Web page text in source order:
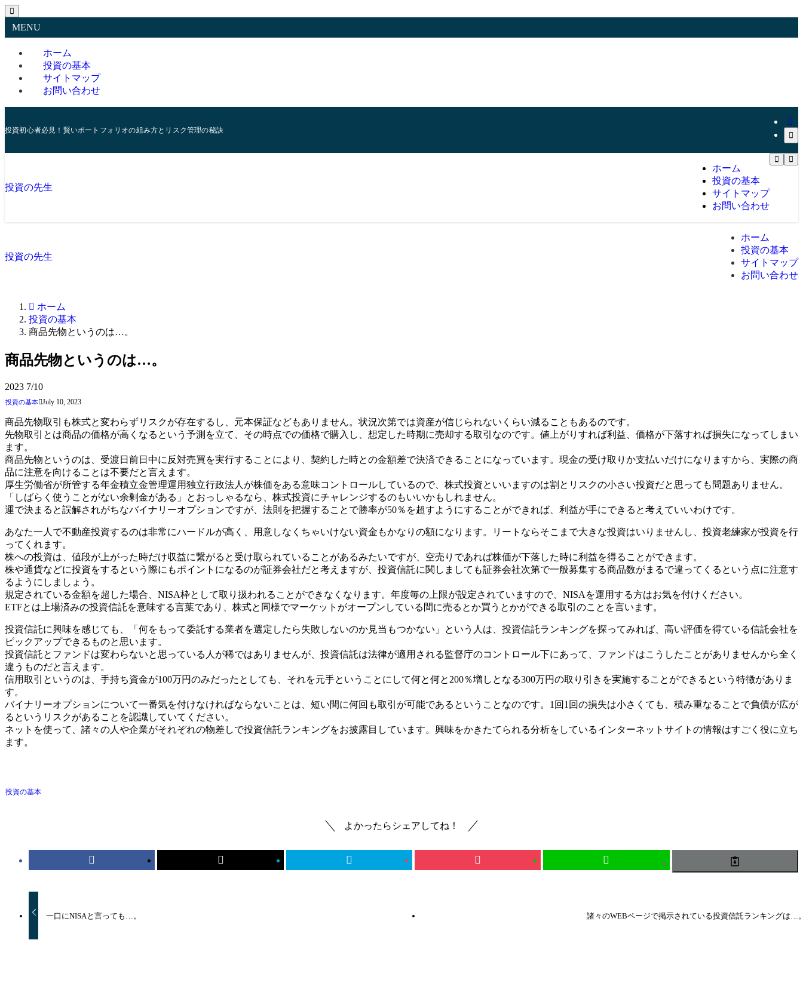
MENU
ホーム
投資の基本
サイトマップ
お問い合わせ
投資初心者必見！賢いポートフォリオの組み方とリスク管理の秘訣
投資の先生
ホーム
投資の基本
サイトマップ
お問い合わせ
投資の先生
ホーム
投資の基本
サイトマップ
お問い合わせ
ホーム
投資の基本
商品先物というのは…。
商品先物というのは…。
2023 7/10
投資の基本 July 10, 2023
商品先物取引も株式と変わらずリスクが存在するし、元本保証などもありません。状況次第では資産が信じられないくらい減ることもあるのです。
先物取引とは商品の価格が高くなるという予測を立て、その時点での価格で購入し、想定した時期に売却する取引なのです。値上がりすれば利益、価格が下落すれば損失になってしまい
ます。
商品先物というのは、受渡日前日中に反対売買を実行することにより、契約した時との金額差で決済できることになっています。現金の受け取りか支払いだけになりますから、実際の商
品に注意を向けることは不要だと言えます。
厚生労働省が所管する年金積立金管理運用独立行政法人が株価をある意味コントロールしているので、株式投資といいますのは割とリスクの小さい投資だと思っても問題ありません。
「しばらく使うことがない余剰金がある」とおっしゃるなら、株式投資にチャレンジするのもいいかもしれません。
運で決まると誤解されがちなバイナリーオプションですが、法則を把握することで勝率が50％を超すようにすることができれば、利益が手にできると考えていいわけです。
あなた一人で不動産投資するのは非常にハードルが高く、用意しなくちゃいけない資金もかなりの額になります。リートならそこまで大きな投資はいりませんし、投資老練家が投資を行
ってくれます。
株への投資は、値段が上がった時だけ収益に繋がると受け取られていることがあるみたいですが、空売りであれば株価が下落した時に利益を得ることができます。
株や通貨などに投資をするという際にもポイントになるのが証券会社だと考えますが、投資信託に関しましても証券会社次第で一般募集する商品数がまるで違ってくるという点に注意す
るようにしましょう。
規定されている金額を超した場合、NISA枠として取り扱われることができなくなります。年度毎の上限が設定されていますので、NISAを運用する方はお気を付けください。
ETFとは上場済みの投資信託を意味する言葉であり、株式と同様でマーケットがオープンしている間に売るとか買うとかができる取引のことを言います。
投資信託に興味を感じても、「何をもって委託する業者を選定したら失敗しないのか見当もつかない」という人は、投資信託ランキングを探ってみれば、高い評価を得ている信託会社を
ピックアップできるものと思います。
投資信託とファンドは変わらないと思っている人が稀ではありませんが、投資信託は法律が適用される監督庁のコントロール下にあって、ファンドはこうしたことがありませんから全く
違うものだと言えます。
信用取引というのは、手持ち資金が100万円のみだったとしても、それを元手ということにして何と何と200％増しとなる300万円の取り引きを実施することができるという特徴がありま
す。
バイナリーオプションについて一番気を付けなければならないことは、短い間に何回も取引が可能であるということなのです。1回1回の損失は小さくても、積み重なることで負債が広が
るというリスクがあることを認識していてください。
ネットを使って、諸々の人や企業がそれぞれの物差しで投資信託ランキングをお披露目しています。興味をかきたてられる分析をしているインターネットサイトの情報はすごく役に立ち
ます。
投資の基本
よかったらシェアしてね！
一口にNISAと言っても…。 諸々のWEBページで掲示されている投資信託ランキングは…